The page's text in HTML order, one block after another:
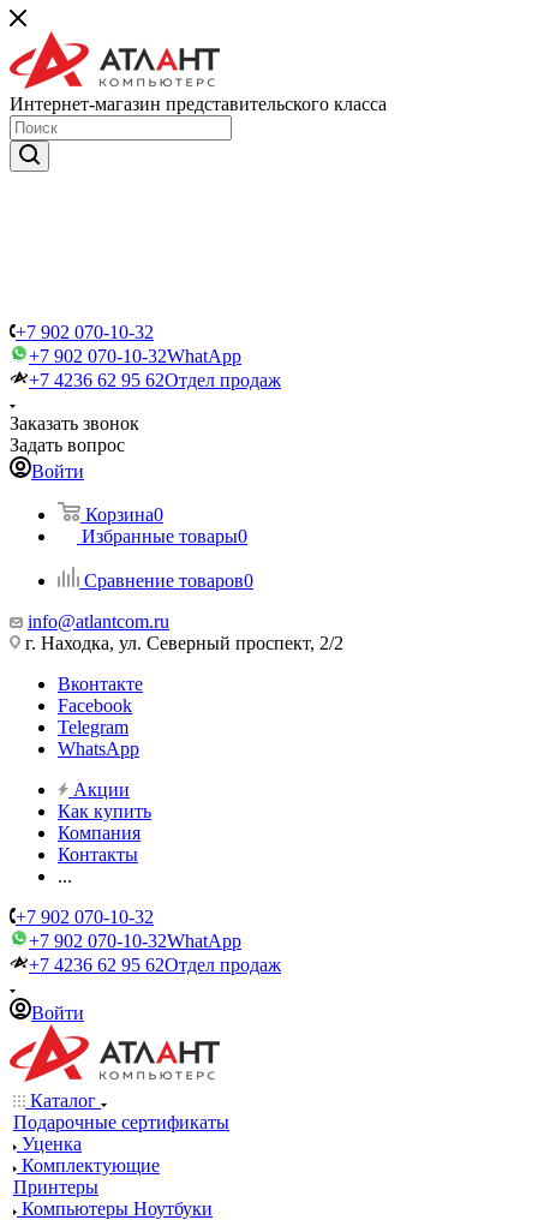
Интернет-магазин представительского класса
+7 902 070-10-32
+7 902 070-10-32WhatApp
+7 4236 62 95 62Отдел продаж
Заказать звонок
Задать вопрос
Войти
Корзина0
Избранные товары0
Сравнение товаров0
info@atlantcom.ru
г. Находка, ул. Северный проспект, 2/2
Вконтакте
Facebook
Telegram
WhatsApp
Акции
Как купить
Компания
Контакты
...
+7 902 070-10-32
+7 902 070-10-32WhatApp
+7 4236 62 95 62Отдел продаж
Войти
Каталог
Подарочные сертификаты
Уценка
Комплектующие
Принтеры
Компьютеры Ноутбуки